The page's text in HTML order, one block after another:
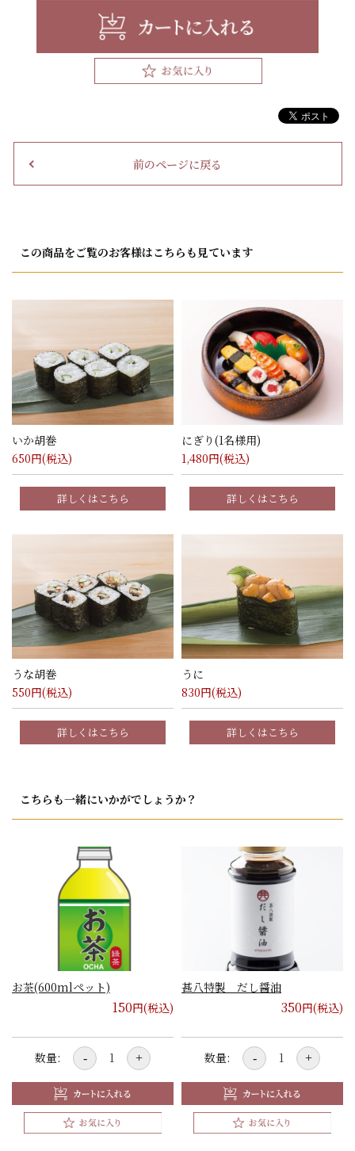
前のページに戻る
この商品をご覧のお客様はこちらも見ています
いか胡巻
650円(税込)
詳しくはこちら
にぎり(1名様用)
1,480円(税込)
詳しくはこちら
うな胡巻
550円(税込)
詳しくはこちら
うに
830円(税込)
詳しくはこちら
こちらも一緒にいかがでしょうか？
お茶(600mlペット)
150円(税込)
数量: - +
甚八特製 だし醤油
350円(税込)
数量: - +